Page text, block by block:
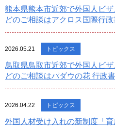
熊本県熊本市近郊で外国人ビ
どのご相談はアクロス国際行
2026.05.21 トピックス
鳥取県鳥取市近郊で外国人ビ
どのご相談はパダウの花 行政
2026.04.22 トピックス
外国人材受け入れの新制度「